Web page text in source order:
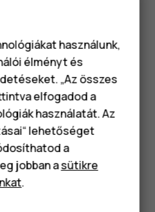
amelyet el szeretne
koppintson a
lehetőségre.
használunk,
élményt és
„Az összes
elfogadod a
használatát. Az
lehetőséget
a
jobban asütikre
.